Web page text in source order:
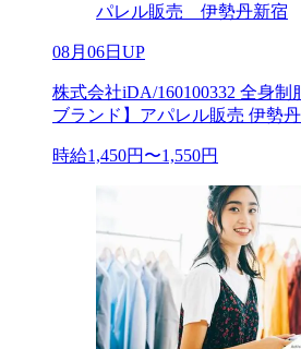
パレル販売 伊勢丹新宿
08月06日UP
株式会社iDA/160100332 全身
ブランド】アパレル販売 伊勢
時給1,450円〜1,550円